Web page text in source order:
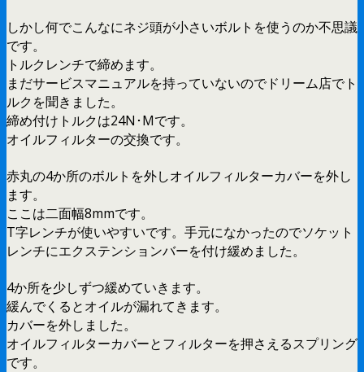
しかし何でこんなにネジ頭が小さいボルトを使うのか不思議
です。
トルクレンチで締めます。
まだサービスマニュアルを持っていないのでドリーム店でト
ルクを聞きました。
締め付けトルクは24N･Mです。
オイルフィルターの交換です。
赤丸の4か所のボルトを外しオイルフィルターカバーを外し
ます。
ここは二面幅8mmです。
T字レンチが使いやすいです。手元になかったのでソケット
レンチにエクステンションバーを付け緩めました。
4か所を少しずつ緩めていきます。
緩んでくるとオイルが漏れてきます。
カバーを外しました。
オイルフィルターカバーとフィルターを押さえるスプリング
です。